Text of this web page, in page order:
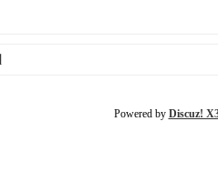
Powered by Discuz!